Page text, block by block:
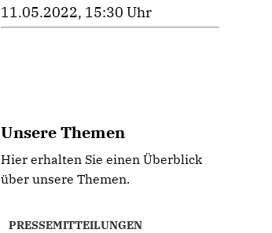
11.05.2022, 15:30 Uhr
Unsere Themen
Hier erhalten Sie einen Überblick
über unsere Themen.
PRESSEMITTEILUNGEN